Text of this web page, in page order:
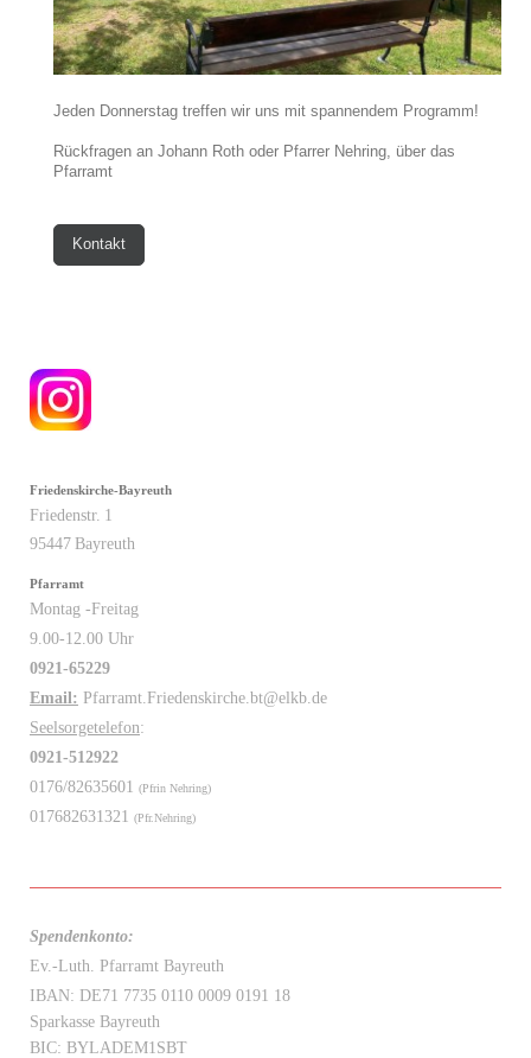
Jeden Donnerstag treffen wir uns mit spannendem Programm!
Rückfragen an Johann Roth oder Pfarrer Nehring, über das
Pfarramt
Kontakt
Friedenskirche-Bayreuth
Friedenstr. 1
95447 Bayreuth
Pfarramt
Montag -Freitag
9.00-12.00 Uhr
0921-65229
Email: Pfarramt.Friedenskirche.bt@elkb.de
Seelsorgetelefon:
0921-512922
0176/82635601
(Pfrin Nehring)
017682631321 (Pfr.Nehring)
Spendenkonto:
Ev.-Luth. Pfarramt Bayreuth
IBAN: DE71 7735 0110 0009 0191 18
Sparkasse Bayreuth
BIC: BYLADEM1SBT